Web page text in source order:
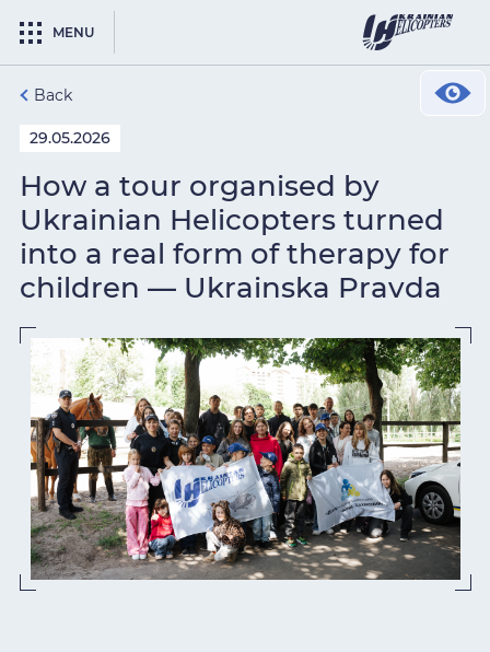
MENU
Back
29.05.2026
How a tour organised by
Ukrainian Helicopters turned
into a real form of therapy for
children — Ukrainska Pravda